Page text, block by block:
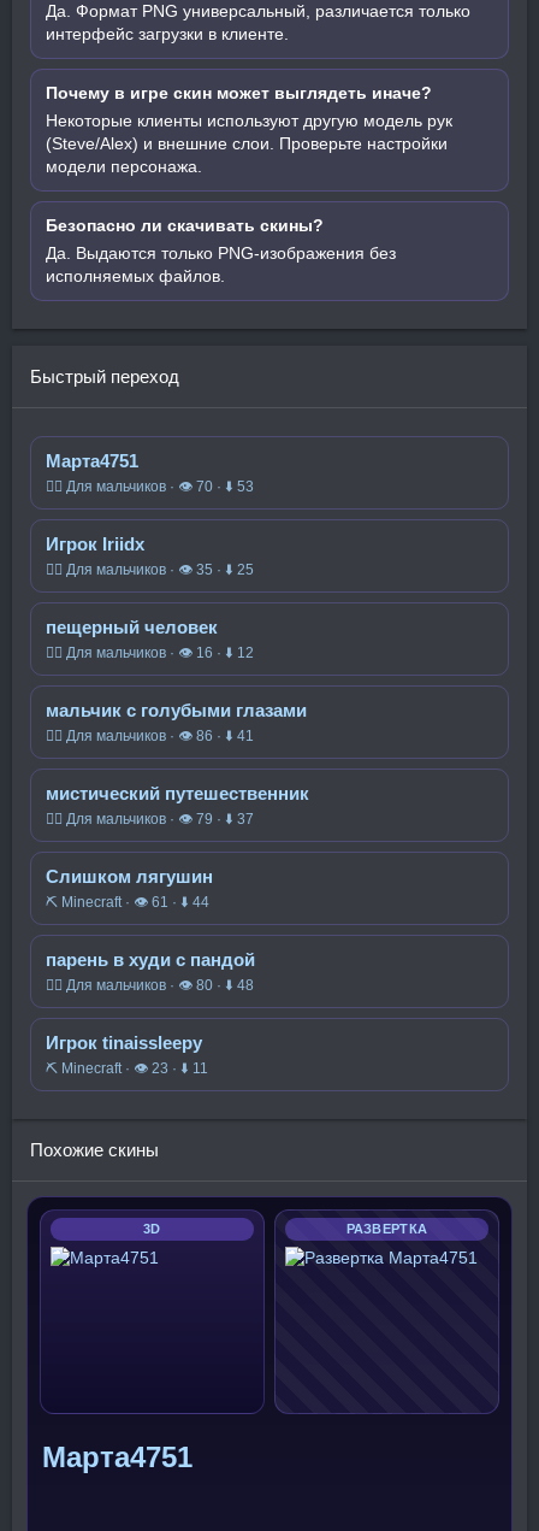
Да. Формат PNG универсальный, различается только
интерфейс загрузки в клиенте.
Почему в игре скин может выглядеть иначе?
Некоторые клиенты используют другую модель рук
(Steve/Alex) и внешние слои. Проверьте настройки
модели персонажа.
Безопасно ли скачивать скины?
Да. Выдаются только PNG-изображения без
исполняемых файлов.
Быстрый переход
Марта4751
🧍‍♂️ Для мальчиков · 👁 70 · ⬇ 53
Игрок Iriidx
🧍‍♂️ Для мальчиков · 👁 35 · ⬇ 25
пещерный человек
🧍‍♂️ Для мальчиков · 👁 16 · ⬇ 12
мальчик с голубыми глазами
🧍‍♂️ Для мальчиков · 👁 86 · ⬇ 41
мистический путешественник
🧍‍♂️ Для мальчиков · 👁 79 · ⬇ 37
Слишком лягушин
⛏️ Minecraft · 👁 61 · ⬇ 44
парень в худи с пандой
🧍‍♂️ Для мальчиков · 👁 80 · ⬇ 48
Игрок tinaissleepy
⛏️ Minecraft · 👁 23 · ⬇ 11
Похожие скины
3D РАЗВЕРТКА
Марта4751